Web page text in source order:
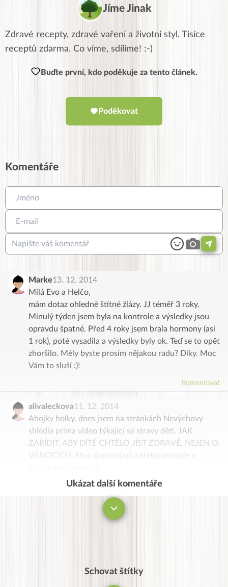
Jíme Jinak
Zdravé recepty, zdravé vaření a životní styl. Tisíce
receptů zdarma. Co víme, sdílíme! :-)
Buďte první, kdo poděkuje za tento článek.
Poděkovat
Komentáře
Marke13. 12. 2014
Milá Evo a Helčo,
mám dotaz ohledně štítné žlázy. JJ téměř 3 roky.
Minulý týden jsem byla na kontrole a výsledky jsou
opravdu špatné. Před 4 roky jsem brala hormony (asi
1 rok), poté vysadila a výsledky byly ok. Teď se to opět
zhoršilo. Měly byste prosím nějakou radu? Díky. Moc
Vám to sluší :)!
Komentovat
alivaleckova11. 12. 2014
Ahojky holky, dnes jsem na stránkách Nevýchovy
shlédla prima video týkající se stravy dětí. JAK
ZAŘÍDIT, ABY DÍTĚ CHTĚLO JÍST ZDRAVĚ, NEJEN O
VÁNOCÍCH. Moc doporučuji a třeba pomůže v
Ukázat další komentáře
Schovat štítky